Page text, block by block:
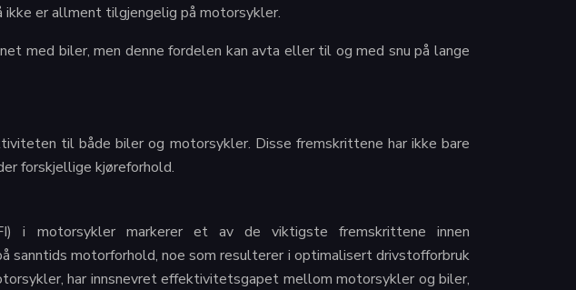
er allment tilgjengelig på motorsykler.
med biler, men denne fordelen kan avta eller til og med snu på lange
til både biler og motorsykler. Disse fremskrittene har ikke bare
forskjellige kjøreforhold.
i motorsykler markerer et av de viktigste fremskrittene innen
motorforhold, noe som resulterer i optimalisert drivstofforbruk
har innsnevret effektivitetsgapet mellom motorsykler og biler,